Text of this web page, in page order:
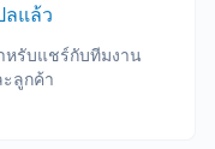
แล้ว
รับแชร์กับทีมงาน
ลูกค้า